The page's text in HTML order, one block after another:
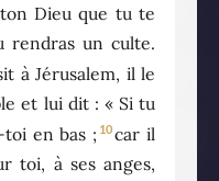
Dieu que tu te
rendras un culte.
à Jérusalem, il le
et lui dit : « Si tu
toi en bas ; 10car il
toi, à ses anges,